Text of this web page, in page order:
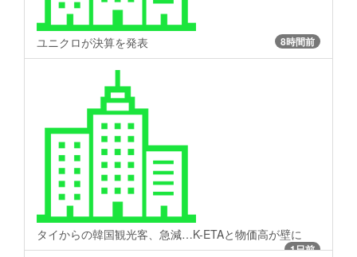
ユニクロが決算を発表 8時間前
タイからの韓国観光客、急減…K-ETAと物価高が壁に
1日前